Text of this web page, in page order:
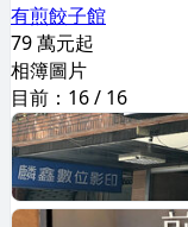
有煎餃子館
79 萬元起
相簿圖片
目前： 16/ 16